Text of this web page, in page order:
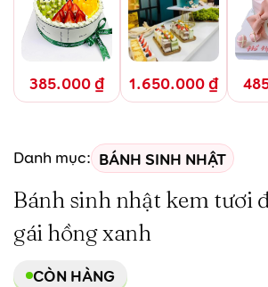
385.000₫ 1.650.000₫
Danh mục: BÁNH SINH NHẬT
Bánh sinh nhật kem tươi
gái hồng xanh
CÒN HÀNG